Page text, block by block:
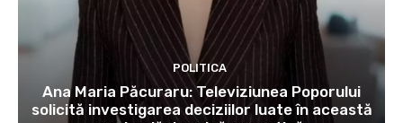
POLITICA
Ana Maria Păcuraru: Televiziunea Poporului
solicită investigarea deciziilor luate în această